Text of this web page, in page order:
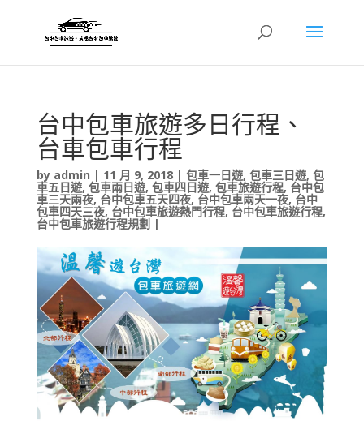
台中包車旅遊多日行程、
台車包車行程
by admin | 11 月 9, 2018| 包車一日遊, 包車三日遊, 包
車五日遊, 包車兩日遊, 包車四日遊, 包車旅遊行程, 台中包
車三天兩夜, 台中包車五天四夜, 台中包車兩天一夜, 台中
包車四天三夜, 台中包車旅遊熱門行程, 台中包車旅遊行程,
台中包車旅遊行程規劃|